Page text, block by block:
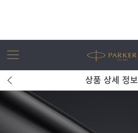
어번
상품 상세 정보